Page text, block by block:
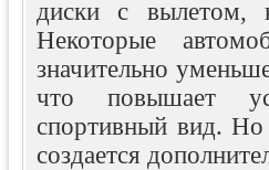
диски с вылетом,
Некоторые
значительно
что повышает
спортивный вид. Но
создается